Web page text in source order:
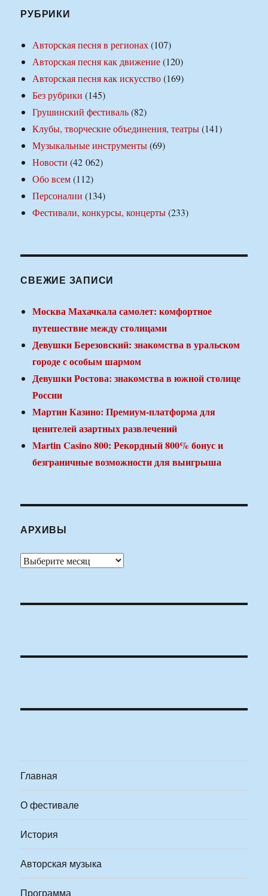
РУБРИКИ
Авторская песня в регионах(107)
Авторская песня как движение(120)
Авторская песня как искусство(169)
Без рубрики (145)
Грушинский фестиваль(82)
Клубы, творческие объединения, театры(141)
Музыкальные инструменты(69)
Новости (42 062)
Обо всем(112)
Персоналии (134)
Фестивали, конкурсы, концерты(233)
СВЕЖИЕ ЗАПИСИ
Москва Махачкала самолет: комфортное
путешествие между столицами
Девушки Березовский: знакомства в уральском
городе с особым шармом
Девушки Ростова: знакомства в южной столице
России
Мартин Казино: Премиум-платформа для
ценителей азартных развлечений
Martin Casino 800: Рекордный 800% бонус и
безграничные возможности для выигрыша
АРХИВЫ
Архивы
Главная
О фестивале
История
Авторская музыка
Программа